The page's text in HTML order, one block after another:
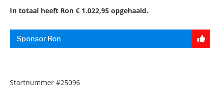
In totaal heeft Ron € 1.022,95 opgehaald.
Sponsor Ron
Startnummer #25096